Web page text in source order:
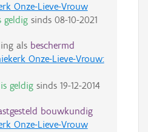
Onze-Lieve-Vrouw
geldigsinds 08-10-2021
als beschermd
Onze-Lieve-Vrouw:
is geldigsinds 19-12-2014
bouwkundig
Onze-Lieve-Vrouw